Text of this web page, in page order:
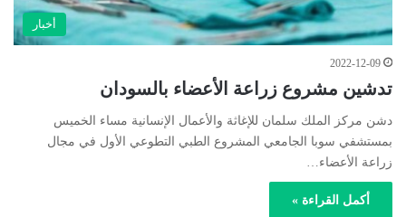
أخبار
2022-12-09
تدشين مشروع زراعة الأعضاء بالسودان
دشن مركز الملك سلمان للإغاثة والأعمال الإنسانية مساء الخميس
بمستشفي سوبا الجامعي المشروع الطبي التطوعي الأول في مجال
زراعة الأعضاء…
أكمل القراءة »